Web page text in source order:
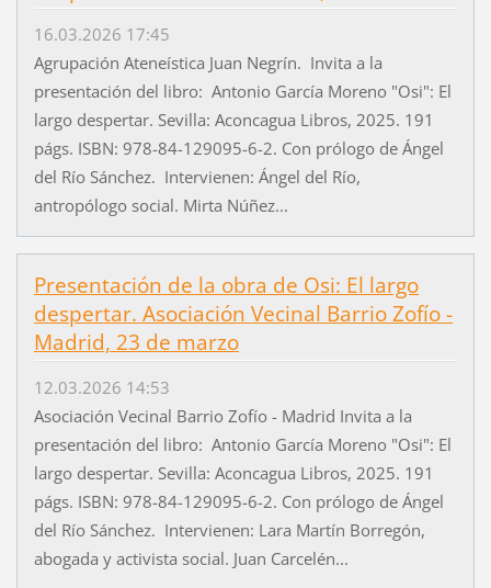
16.03.2026 17:45
Agrupación Ateneística Juan Negrín. Invita a la
presentación del libro: Antonio García Moreno "Osi": El
largo despertar. Sevilla: Aconcagua Libros, 2025. 191
págs. ISBN: 978-84-129095-6-2. Con prólogo de Ángel
del Río Sánchez. Intervienen: Ángel del Río,
antropólogo social. Mirta Núñez...
Presentación de la obra de Osi: El largo
despertar. Asociación Vecinal Barrio Zofío -
Madrid, 23 de marzo
12.03.2026 14:53
Asociación Vecinal Barrio Zofío - Madrid Invita a la
presentación del libro: Antonio García Moreno "Osi": El
largo despertar. Sevilla: Aconcagua Libros, 2025. 191
págs. ISBN: 978-84-129095-6-2. Con prólogo de Ángel
del Río Sánchez. Intervienen: Lara Martín Borregón,
abogada y activista social. Juan Carcelén...